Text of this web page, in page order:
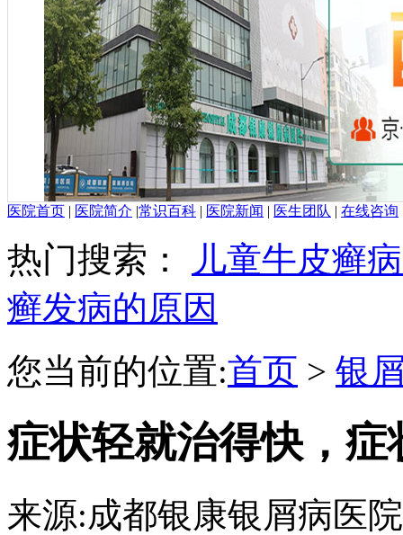
医院首页 | 医院简介 |常识百科 | 医院新闻 | 医生团队 | 在线咨询
热门搜索：
儿童牛皮癣
癣发病的原因
您当前的位置:首页 > 银
症状轻就治得快，
来源:成都银康银屑病医